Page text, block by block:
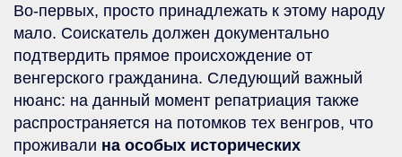
Во-первых, просто принадлежать к этому народу
мало. Соискатель должен документально
подтвердить прямое происхождение от
венгерского гражданина. Следующий важный
нюанс: на данный момент репатриация также
распространяется на потомков тех венгров, что
проживали на особых исторических